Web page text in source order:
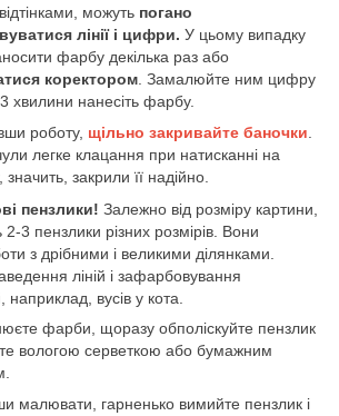
можуть погано
лінії і цифри. У цьому випадку
фарбу декілька раз або
коректором . Замалюйте ним цифру
хвилини нанесіть фарбу.
роботу, щільно закривайте баночки.
легке клацання при натисканні на
значить, закрили її надійно.
пензлики! Залежно від розміру картини,
3 пензлики різних розмірів. Вони
з дрібними і великими ділянками.
ліній і зафарбовування
вусів у кота.
фарби, щоразу обполіскуйте пензлик
вологою серветкою або бумажним
малювати, гарненько вимийте пензлик і